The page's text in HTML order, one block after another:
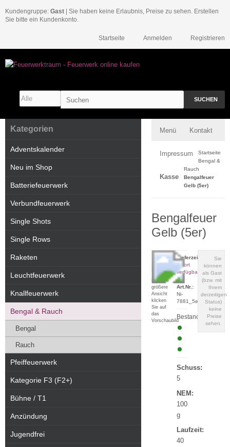
Kundengruppe: Gast | Sie haben keine Erlaubnis, Preise zu sehen. Erstellen
Sie bitte ein Kundenkonto.
Registrieren
Anmelden
Startseite
SUCHEN
Menü Kontakt
Impressum
Kasse
Startseite
Bengal &
Rauch
Bengalfeuer
Gelb (5er)
Bengalfeuer
Gelb (5er)
Für eine
größere
Ansicht
klicken
Sie auf
das
Vorschaubild
Sie
können
als Gast
(bzw. mit
Ihrem
derzeitigen
Status)
keine
Preise
sehen.
Lieferzeit:
sofort
verfügbar
Art.Nr.:
Ni-
7881_5er
Bestand:
Schuss:
5
NEM:
100
g
Laufzeit:
40
Kategorien
Adventskalender
Neu im Shop
Batteriefeuerwerk
Verbundfeuerwerk
Single Shots
Single Rows
Raketen
Leuchtfeuerwerk
Knallfeuerwerk
Bengal & Rauch
Bengal
Rauch
Pfeiffeuerwerk
Kategorie F3 (F2+)
Bühne / T1
Anzündung
Jugendfrei